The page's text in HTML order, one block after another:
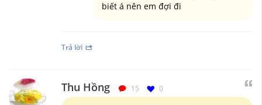
biết á nên em đợi đi
Trả lời
Thu Hồng 15 0